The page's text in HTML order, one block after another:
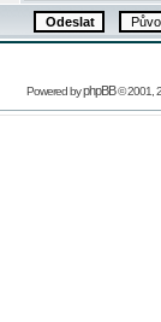
Powered byphpBB© 2001,